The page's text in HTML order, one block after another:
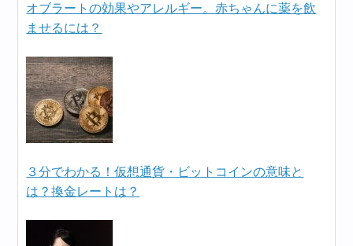
オブラートの効果やアレルギー。赤ちゃんに薬を飲
ませるには？
３分でわかる！仮想通貨・ビットコインの意味と
は？換金レートは？